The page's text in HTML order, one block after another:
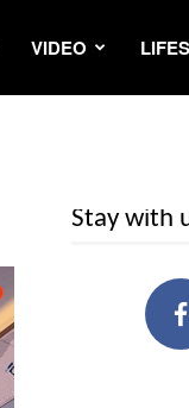
VIDEO
Stay with